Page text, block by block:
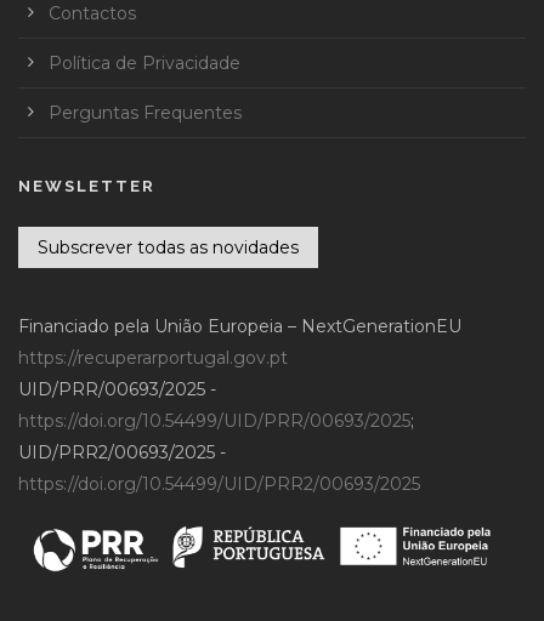
Contactos
Política de Privacidade
Perguntas Frequentes
NEWSLETTER
Subscrever todas as novidades
Financiado pela União Europeia – NextGenerationEU
https://recuperarportugal.gov.pt
UID/PRR/00693/2025 -
https://doi.org/10.54499/UID/PRR/00693/2025;
UID/PRR2/00693/2025 -
https://doi.org/10.54499/UID/PRR2/00693/2025